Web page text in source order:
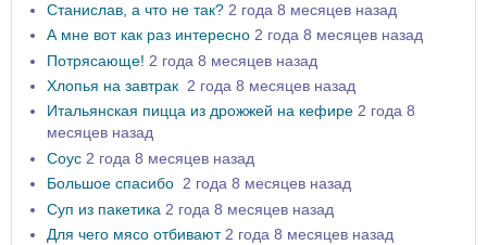
Станислав, а что не так? 2 года 8 месяцев назад
А мне вот как раз интересно 2 года 8 месяцев назад
Потрясающе! 2 года 8 месяцев назад
Хлопья на завтрак 2 года 8 месяцев назад
Итальянская пицца из дрожжей на кефире 2 года 8
месяцев назад
Соус 2 года 8 месяцев назад
Большое спасибо 2 года 8 месяцев назад
Суп из пакетика 2 года 8 месяцев назад
Для чего мясо отбивают 2 года 8 месяцев назад